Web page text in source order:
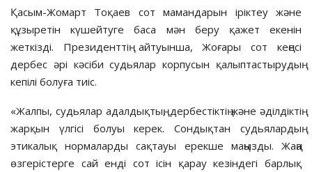
Қасым-Жомарт Тоқаев сот мамандарын іріктеу және
құзыретін күшейтуге баса мән беру қажет екенін
жеткізді. Президенттің айтуынша, Жоғары сот кеңесі
дербес әрі кәсіби судьялар корпусын қалыптастырудың
кепілі болуға тиіс.
«Жалпы, судьялар адалдықтың, дербестіктің және әділдіктің
жарқын үлгісі болуы керек. Сондықтан судьялардың
этикалық нормаларды сақтауы ерекше маңызды. Жаңа
өзгерістерге сай енді сот ісін қарау кезіндегі барлық